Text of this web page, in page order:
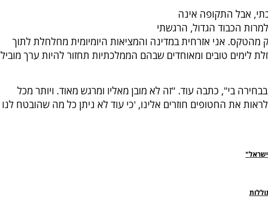
אבל התקופה אינה
הכבוד הגדול, הרגשתי
אני אזרחית במדינה והמציאות היומיומית מחלחלת לתוך
לימים טובים ומאוחדים שבהם הממלכתיות תחזור להיות ערך מוביל
בי", כתבה עוד. "זה לא מובן מאליו ומרגש מאוד. ויותר מכל
את החטופים חוזרים אלינו, 'כי עוד לא ניתן כל מה שהובטח לנו